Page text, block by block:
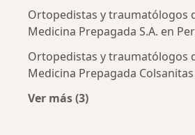
Ortopedistas y traumatólogos
Medicina Prepagada S.A. en
Ortopedistas y traumatólogos
Medicina Prepagada Colsanitas
Ver más (3)